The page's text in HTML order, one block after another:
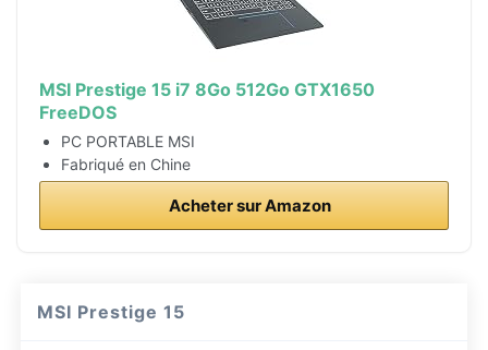
MSI Prestige 15 i7 8Go 512Go GTX1650
FreeDOS
PC PORTABLE MSI
Fabriqué en Chine
Acheter sur Amazon
MSI Prestige 15